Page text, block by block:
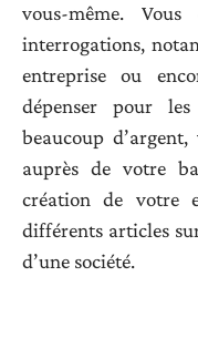
vous-même.
interrogations,
entreprise ou
dépenser pour
beaucoup
auprès de votre
création de votre
différents articles
d’une société.